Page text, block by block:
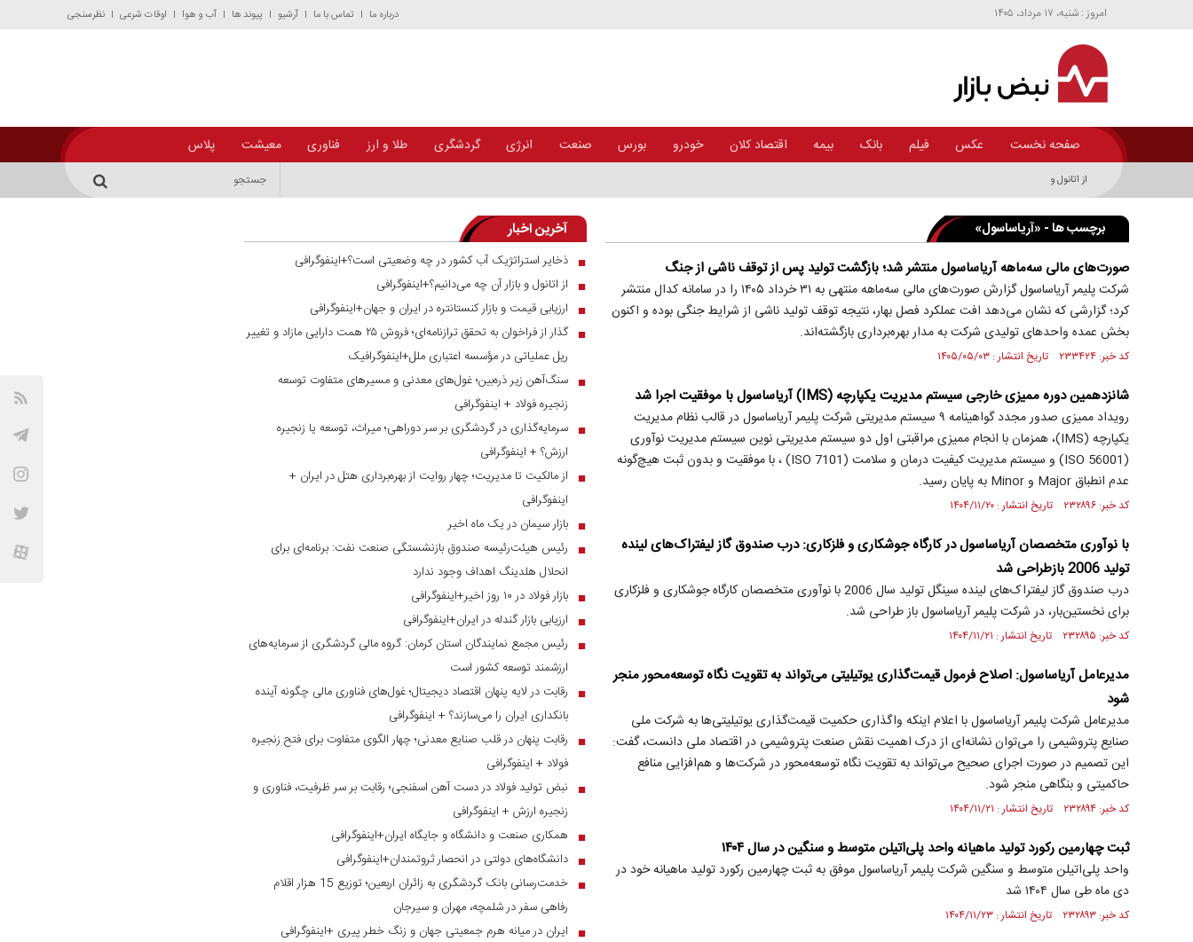
امروز : شنبه، ۱۷ مرداد، ۱۴۰۵ درباره ما تماس با ما آرشیو پیوند ها آب و هوا اوقات شرعی نظرسنجی
صفحه نخست عکس فیلم بانک بیمه اقتصاد کلان خودرو بورس صنعت انرژی گردشگری طلا و ارز فناوری معیشت پلاس
از اتانول و بازار آن چه می‌دانیم؟+اینفوگرافی
برچسب ها - «آریاساسول»
صورت‌های مالی سه‌ماهه آریاساسول منتشر شد؛ بازگشت تولید پس از توقف ناشی از جنگ
شرکت پلیمر آریاساسول گزارش صورت‌های مالی سه‌ماهه منتهی به ۳۱ خرداد ۱۴۰۵ را در سامانه کدال منتشر
کرد؛ گزارشی که نشان می‌دهد افت عملکرد فصل بهار، نتیجه توقف تولید ناشی از شرایط جنگی بوده و اکنون
بخش عمده واحد‌های تولیدی شرکت به مدار بهره‌برداری بازگشته‌اند.
کد خبر: ۲۳۳۴۲۴ تاریخ انتشار : ۱۴۰۵/۰۵/۰۳
شانزدهمین دوره ممیزی خارجی سیستم مدیریت یکپارچه (IMS) آریاساسول با موفقیت اجرا شد
رویداد ممیزی صدور مجدد گواهینامه ۹ سیستم مدیریتی شرکت پلیمر آریاساسول در قالب نظام مدیریت
یکپارچه (IMS)، همزمان با انجام ممیزی مراقبتی اول دو سیستم مدیریتی نوین سیستم مدیریت نوآوری
(ISO 56001) و سیستم مدیریت کیفیت درمان و سلامت (ISO 7101) ، با موفقیت و بدون ثبت هیچ‌گونه
عدم انطباق Major و Minor به پایان رسید.
کد خبر: ۲۳۲۸۹۶ تاریخ انتشار : ۱۴۰۴/۱۱/۲۰
با نوآوری متخصصان آریاساسول در کارگاه جوشکاری و فلزکاری: درب صندوق گاز لیفتراک‌های لینده
تولید 2006 بازطراحی شد
درب صندوق گاز لیفتراک‌های لینده سینگل تولید سال 2006 با نوآوری متخصصان کارگاه جوشکاری و فلزکاری
برای نخستین‌بار، در شرکت پلیمر آریاساسول باز طراحی شد.
کد خبر: ۲۳۲۸۹۵ تاریخ انتشار : ۱۴۰۴/۱۱/۲۱
مدیرعامل آریاساسول: اصلاح فرمول قیمت‌گذاری یوتیلیتی می‌تواند به تقویت نگاه توسعه‌محور منجر
شود
مدیرعامل شرکت پلیمر آریاساسول با اعلام اینکه واگذاری حکمیت قیمت‌گذاری یوتیلیتی‌ها به شرکت ملی
صنایع پتروشیمی را می‌توان نشانه‌ای از درک اهمیت نقش صنعت پتروشیمی در اقتصاد ملی دانست، گفت:
این تصمیم در صورت اجرای صحیح می‌تواند به تقویت نگاه توسعه‌محور در شرکت‌ها و هم‌افزایی منافع
حاکمیتی و بنگاهی منجر شود.
کد خبر: ۲۳۲۸۹۴ تاریخ انتشار : ۱۴۰۴/۱۱/۲۱
ثبت چهارمین رکورد تولید ماهیانه واحد پلی‌اتیلن متوسط و سنگین در سال ۱۴۰۴
واحد پلی‌اتیلن متوسط و سنگین شرکت پلیمر آریاساسول موفق به ثبت چهارمین رکورد تولید ماهیانه خود در
دی ‌ماه طی سال ۱۴۰۴ شد
کد خبر: ۲۳۲۸۹۳ تاریخ انتشار : ۱۴۰۴/۱۱/۲۳
آخرین اخبار
■ ذخایر استراتژیک آب کشور در چه وضعیتی است؟+اینفوگرافی
■ از اتانول و بازار آن چه می‌دانیم؟+اینفوگرافی
■ ارزیابی قیمت و بازار کنستانتره در ایران و جهان+اینفوگرافی
■
گذار از فراخوان به تحقق ترازنامه‌ای؛ فروش ۲۵ همت دارایی مازاد و تغییر
ریل عملیاتی در مؤسسه اعتباری ملل+اینفوگرافیک
■ سنگ‌آهن زیر ذره‌بین؛ غول‌های معدنی و مسیر‌های متفاوت توسعه
زنجیره فولاد + اینفوگرافی
■ سرمایه‌گذاری در گردشگری بر سر دوراهی؛ میراث، توسعه یا زنجیره
ارزش؟ + اینفوگرافی
■
از مالکیت تا مدیریت؛ چهار روایت از بهره‌برداری هتل در ایران +
اینفوگرافی
■ بازار سیمان در یک ماه اخیر
■
رئیس هیئت‌رئیسه صندوق بازنشستگی صنعت نفت: برنامه‌ای برای
انحلال هلدینگ اهداف وجود ندارد
■ بازار فولاد در ۱۰ روز اخیر+اینفوگرافی
■ ارزیابی بازار گندله در ایران+اینفوگرافی
■
رئیس مجمع نمایندگان استان کرمان: گروه مالی گردشگری از سرمایه‌های
ارزشمند توسعه کشور است
■
رقابت در لایه پنهان اقتصاد دیجیتال؛ غول‌های فناوری مالی چگونه آینده
بانکداری ایران را می‌سازند؟ + اینفوگرافی
■
رقابت پنهان در قلب صنایع معدنی؛ چهار الگوی متفاوت برای فتح زنجیره
فولاد + اینفوگرافی
■
نبض تولید فولاد در دست آهن اسفنجی؛ رقابت بر سر ظرفیت، فناوری و
زنجیره ارزش + اینفوگرافی
■ همکاری صنعت و دانشگاه و جایگاه ایران+اینفوگرافی
■ دانشگاه‌های دولتی در انحصار ثروتمندان+اینفوگرافی
■
خدمت‌رسانی بانک گردشگری به زائران اربعین؛ توزیع 15 هزار اقلام
رفاهی سفر در شلمچه، مهران و سیرجان
■ ایران در میانه هرم جمعیتی جهان و زنگ خطر پیری +اینفوگرافی